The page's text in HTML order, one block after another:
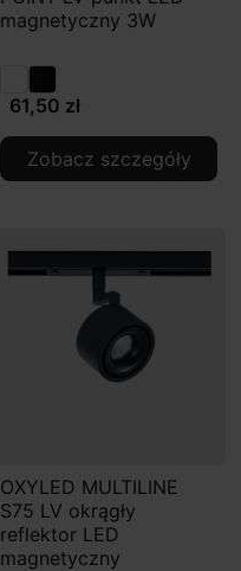
magnetyczny 3W
61,50 zł
Zobacz szczegóły
OXYLED MULTILINE
S75 LV okrągły
reflektor LED
magnetyczny